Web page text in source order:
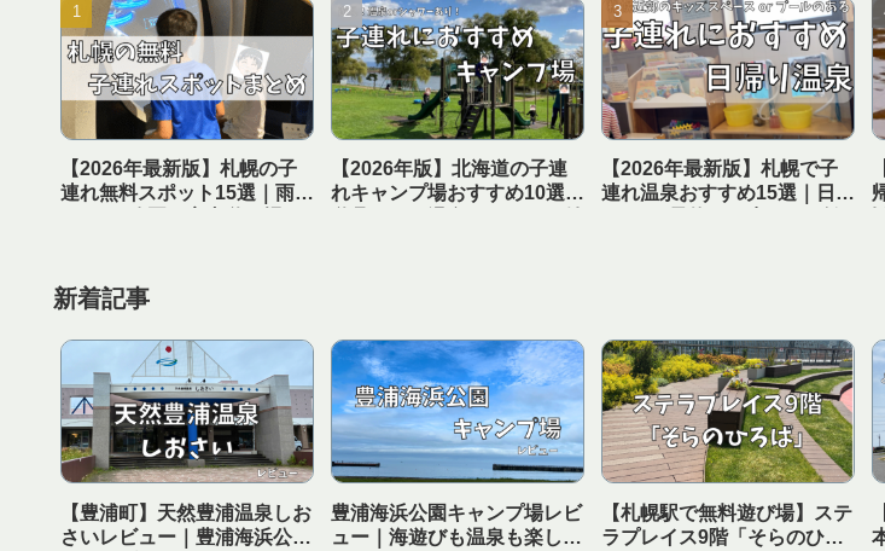
【2026年最新版】札幌の子
連れ無料スポット15選｜雨の
【2026年版】北海道の子連
れキャンプ場おすすめ10選｜
【2026年最新版】札幌で子
連れ温泉おすすめ15選｜日帰
新着記事
【豊浦町】天然豊浦温泉しお
さいレビュー｜豊浦海浜公園
豊浦海浜公園キャンプ場レビ
ュー｜海遊びも温泉も楽しめ
【札幌駅で無料遊び場】ステ
ラプレイス9階「そらのひろ